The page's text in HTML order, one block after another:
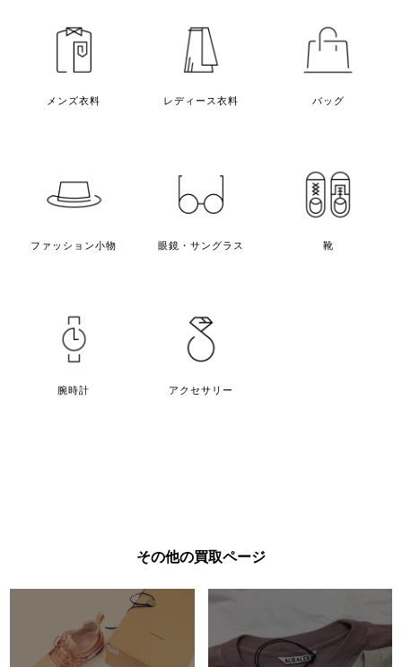
2026年7月買取
カインドオル原宿店でコモリ シルクパイル
2026年7月買取
14S-02004を買取致しました。
メンズ衣料 レディース衣料 バッグ
ファッション小物 眼鏡・サングラス 靴
腕時計 アクセサリー
その他の買取ページ